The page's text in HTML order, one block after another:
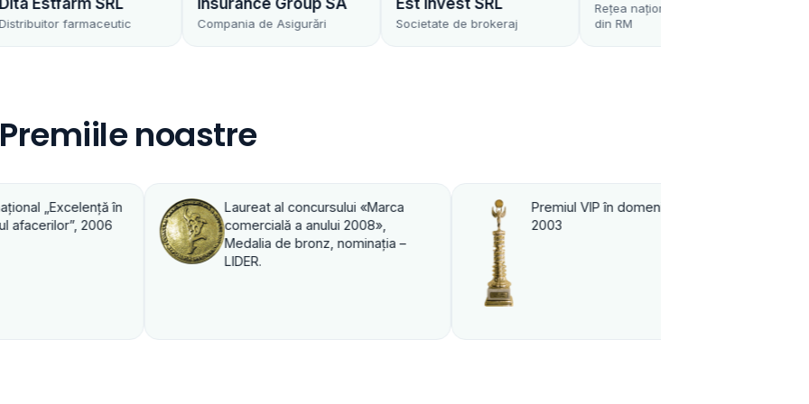
Insurance Group SA
Compania de Asigurări
Est Invest SRL
Societate de brokeraj
Rețea națională de farmacii
din RM
Premiile noastre
al concursului «Marca
a anului 2008»,
Premiul VIP în domeniul medicinii
2003
Premiul VIP în domeniul Artei şi